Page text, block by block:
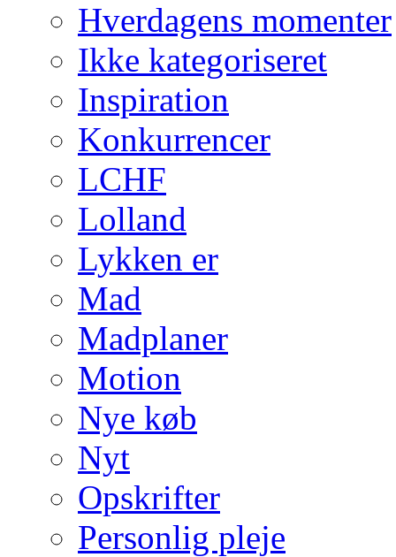
Hverdagens momenter
Ikke kategoriseret
Inspiration
Konkurrencer
LCHF
Lolland
Lykken er
Mad
Madplaner
Motion
Nye køb
Nyt
Opskrifter
Personlig pleje